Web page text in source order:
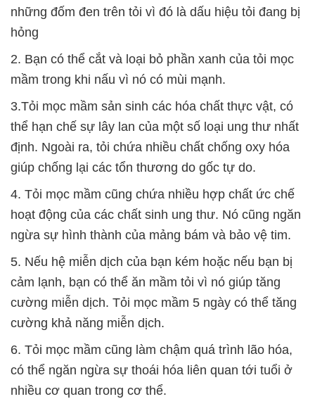
những đốm đen trên tỏi vì đó là dấu hiệu tỏi đang bị
hỏng
2. Bạn có thể cắt và loại bỏ phần xanh của tỏi mọc
mầm trong khi nấu vì nó có mùi mạnh.
3.Tỏi mọc mầm sản sinh các hóa chất thực vật, có
thể hạn chế sự lây lan của một số loại ung thư nhất
định. Ngoài ra, tỏi chứa nhiều chất chống oxy hóa
giúp chống lại các tổn thương do gốc tự do.
4. Tỏi mọc mầm cũng chứa nhiều hợp chất ức chế
hoạt động của các chất sinh ung thư. Nó cũng ngăn
ngừa sự hình thành của mảng bám và bảo vệ tim.
5. Nếu hệ miễn dịch của bạn kém hoặc nếu bạn bị
cảm lạnh, bạn có thể ăn mầm tỏi vì nó giúp tăng
cường miễn dịch. Tỏi mọc mầm 5 ngày có thể tăng
cường khả năng miễn dịch.
6. Tỏi mọc mầm cũng làm chậm quá trình lão hóa,
có thể ngăn ngừa sự thoái hóa liên quan tới tuổi ở
nhiều cơ quan trong cơ thể.